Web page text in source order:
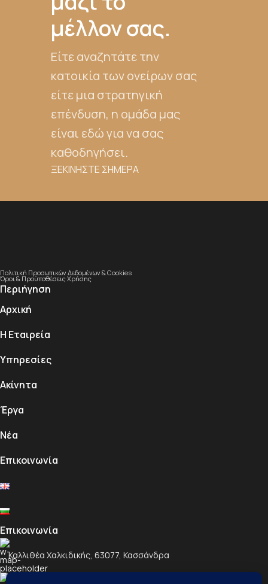
μέλλον σας.
Είτε αναζητάτε την
κατοικία των ονείρων σας
είτε μια στρατηγική
επένδυση, η ομάδα μας
είναι εδώ για να σας
καθοδηγήσει.
ΞΕΚΙΝΗΣΤΕ ΣΗΜΕΡΑ
Πολιτική Προσωπικών Δεδομένων & Cookies
Όροι & Προϋποθέσεις Χρήσης
Περιήγηση
Αρχική
Η Εταιρεία
Υπηρεσίες
Ακίνητα
Έργα
Νέα
Επικοινωνία
Επικοινωνία
Καλλιθέα Χαλκιδικής, 63077, Κασσάνδρα